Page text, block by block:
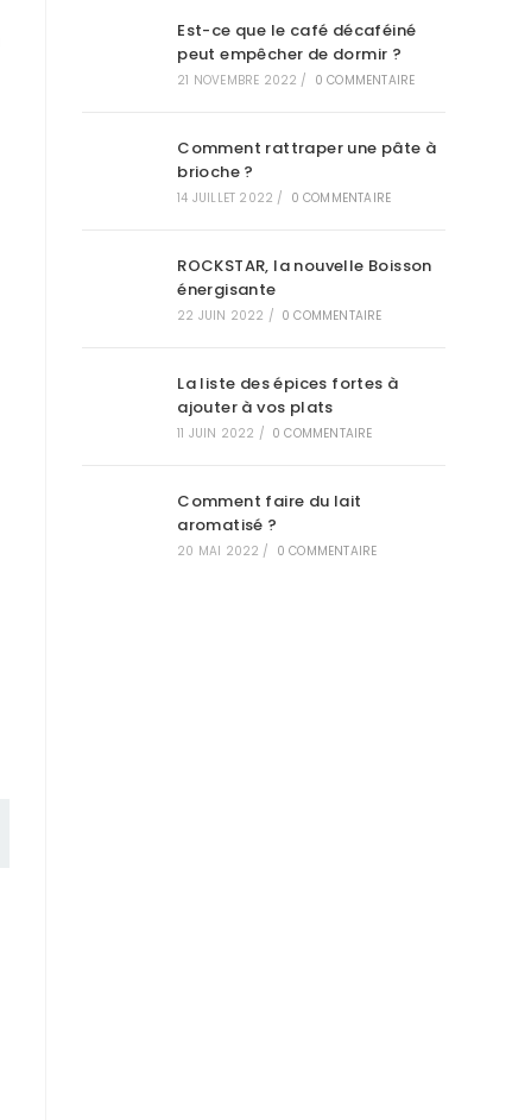
Est-ce que le café décaféiné
peut empêcher de dormir ?
21 NOVEMBRE 2022 / 0 COMMENTAIRE
Comment rattraper une pâte à
brioche ?
14 JUILLET 2022 / 0 COMMENTAIRE
ROCKSTAR, la nouvelle Boisson
énergisante
22 JUIN 2022 / 0 COMMENTAIRE
La liste des épices fortes à
ajouter à vos plats
11 JUIN 2022 / 0 COMMENTAIRE
Comment faire du lait
aromatisé ?
20 MAI 2022 / 0 COMMENTAIRE